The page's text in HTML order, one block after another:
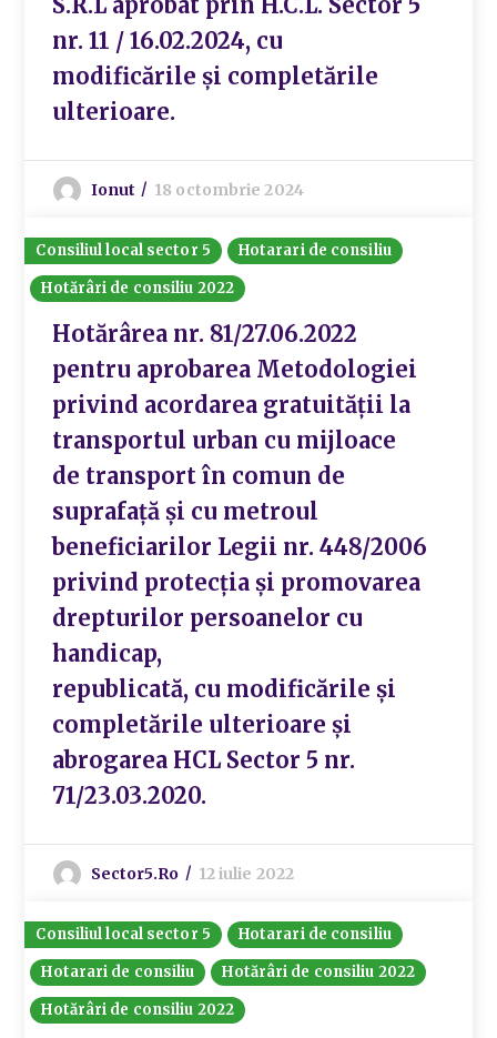
nr. 11 / 16.02.2024, cu
modificările și completările
ulterioare.
Ionut 18 octombrie 2024
Consiliul local sector 5
Hotarari de consiliu
Hotărâri de consiliu 2022
Hotărârea nr. 81/27.06.2022
pentru aprobarea Metodologiei
privind acordarea gratuităţii la
transportul urban cu mijloace
de transport în comun de
suprafaţă şi cu metroul
beneficiarilor Legii nr. 448/2006
privind protecţia şi promovarea
drepturilor persoanelor cu
handicap,
republicată, cu modificările şi
completările ulterioare și
abrogarea HCL Sector 5 nr.
71/23.03.2020.
Sector5.ro 12 iulie 2022
Consiliul local sector 5
Hotarari de consiliu
Hotarari de consiliu
Hotărâri de consiliu 2022
Hotărâri de consiliu 2022